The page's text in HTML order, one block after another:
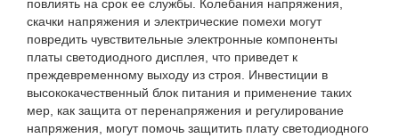
повлиять на срок ее службы. Колебания напряжения,
скачки напряжения и электрические помехи могут
повредить чувствительные электронные компоненты
платы светодиодного дисплея, что приведет к
преждевременному выходу из строя. Инвестиции в
высококачественный блок питания и применение таких
мер, как защита от перенапряжения и регулирование
напряжения, могут помочь защитить плату светодиодного